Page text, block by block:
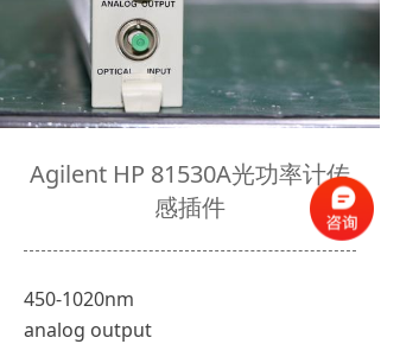
Agilent HP 81530A光功率计传
感插件
450-1020nm
analog output